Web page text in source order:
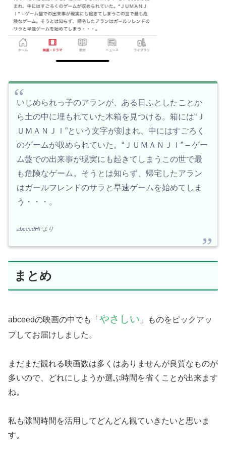
いじめられっ子のアランが、ある日ふとしたことか
ら土の中に埋もれていた木箱を見つける。箱には“Ｊ
ＵＭＡＮＪＩ”という文字が刻まれ、中にはすごろく
のゲームが収められていた。“ＪＵＭＡＮＪＩ” – ゲー
ム盤での出来事が現実にも起きてしまうこの世で最
も危険なゲーム。そうとは知らず、帰宅したアラン
はガールフレンドのサラと早速ゲームを始めてしま
う・・・。
abceedHPより
まとめ
abceedの映画の中でも「 やさしい 」ものをピックアッ
プしてお届けしました。
まだまだ観れる映画数は多くはありませんが良質なものが
多いので、どれにしようか選ぶ時間を省くことが出来ます
ね。
私も隙間時間を活用してどんどん観ていきたいと思いま
す。